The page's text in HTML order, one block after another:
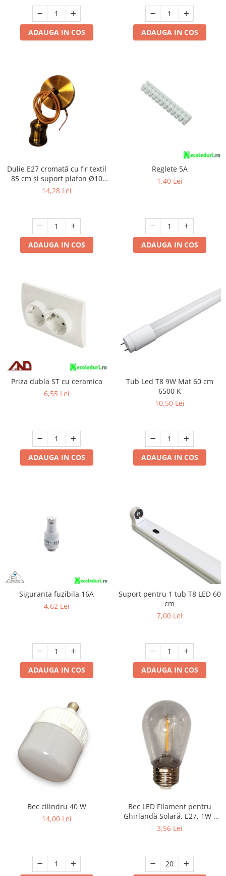
ADAUGA IN COS ADAUGA IN COS
Dulie E27 cromată cu fir textil
85 cm și suport plafon Ø10
cm, cu accesorii de montaj
14,28 Lei
ADAUGA IN COS
Reglete 5A
1,40 Lei
ADAUGA IN COS
Priza dubla ST cu ceramica
6,55 Lei
ADAUGA IN COS
Tub Led T8 9W Mat 60 cm
6500 K
10,50 Lei
ADAUGA IN COS
Siguranta fuzibila 16A
4,62 Lei
ADAUGA IN COS
Suport pentru 1 tub T8 LED 60
cm
7,00 Lei
ADAUGA IN COS
Bec cilindru 40 W
14,00 Lei
Bec LED Filament pentru
Ghirlandă Solară, E27, 1W -
Set 20 Bucăți
3,56 Lei